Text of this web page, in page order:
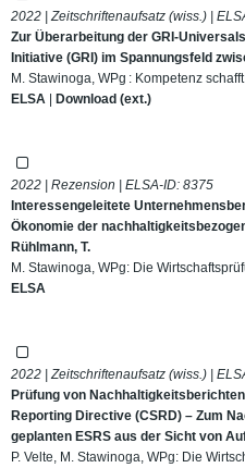
2022 | Zeitschriftenaufsatz (wiss.) |
Zur Überarbeitung der GRI-
Initiative (GRI) im Spannungsfeld
M. Stawinoga, WPg : Kompetenz
ELSA | Download (ext.)
2022 | Rezension | ELSA-ID: 8375
Interessengeleitete
Ökonomie der
Rühlmann, T.
M. Stawinoga, WPg: Die
ELSA
2022 | Zeitschriftenaufsatz (wiss.) |
Prüfung von
Reporting Directive (CSRD) – Zum
geplanten ESRS aus der Sicht von
P. Velte, M. Stawinoga, WPg: Die